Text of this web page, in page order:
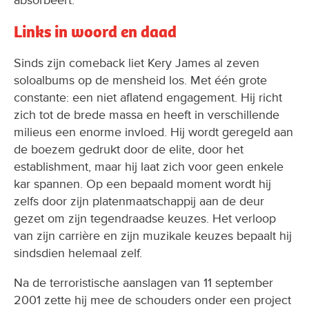
Links in woord en daad
Sinds zijn comeback liet Kery James al zeven
soloalbums op de mensheid los. Met één grote
constante: een niet aflatend engagement. Hij richt
zich tot de brede massa en heeft in verschillende
milieus een enorme invloed. Hij wordt geregeld aan
de boezem gedrukt door de elite, door het
establishment, maar hij laat zich voor geen enkele
kar spannen. Op een bepaald moment wordt hij
zelfs door zijn platenmaatschappij aan de deur
gezet om zijn tegendraadse keuzes. Het verloop
van zijn carrière en zijn muzikale keuzes bepaalt hij
sindsdien helemaal zelf.
Na de terroristische aanslagen van 11 september
2001 zette hij mee de schouders onder een project